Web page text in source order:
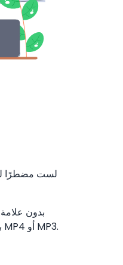
ولصق الرابط. أداة تنزيل فيديو TikTok عالية السرعة. قم بتنزيل مقاطع فيديو TikTok بدون علامة مائية بتنسيق MP4 أو MP3.